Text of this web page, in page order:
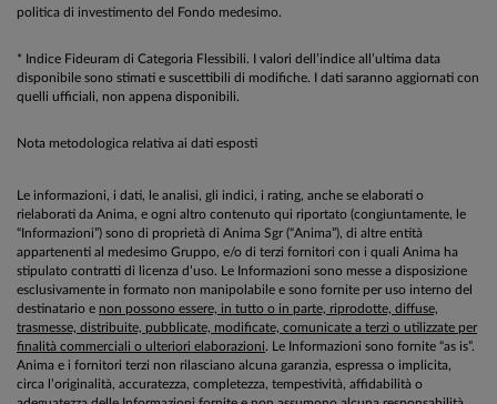
politica di investimento del Fondo medesimo.
* Indice Fideuram di Categoria Flessibili. I valori dell’indice all’ultima data
disponibile sono stimati e suscettibili di modifiche. I dati saranno aggiornati con
quelli ufficiali, non appena disponibili.
Nota metodologica relativa ai dati esposti
Le informazioni, i dati, le analisi, gli indici, i rating, anche se elaborati o
rielaborati da Anima, e ogni altro contenuto qui riportato (congiuntamente, le
“Informazioni”) sono di proprietà di Anima Sgr (“Anima”), di altre entità
appartenenti al medesimo Gruppo, e/o di terzi fornitori con i quali Anima ha
stipulato contratti di licenza d’uso. Le Informazioni sono messe a disposizione
esclusivamente in formato non manipolabile e sono fornite per uso interno del
destinatario e non possono essere, in tutto o in parte, riprodotte, diffuse,
trasmesse, distribuite, pubblicate, modificate, comunicate a terzi o utilizzate per
finalità commerciali o ulteriori elaborazioni. Le Informazioni sono fornite “as is”.
Anima e i fornitori terzi non rilasciano alcuna garanzia, espressa o implicita,
circa l’originalità, accuratezza, completezza, tempestività, affidabilità o